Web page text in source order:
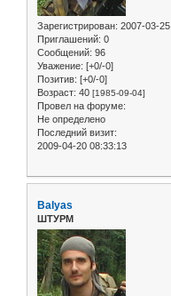
Зарегистрирован: 2007-03-25
Приглашений: 0
Сообщений: 96
Уважение: [+0/-0]
Позитив: [+0/-0]
Возраст: 40 [1985-09-04]
Провел на форуме:
Не определено
Последний визит:
2009-04-20 08:33:13
Balyas
ШТУРМ